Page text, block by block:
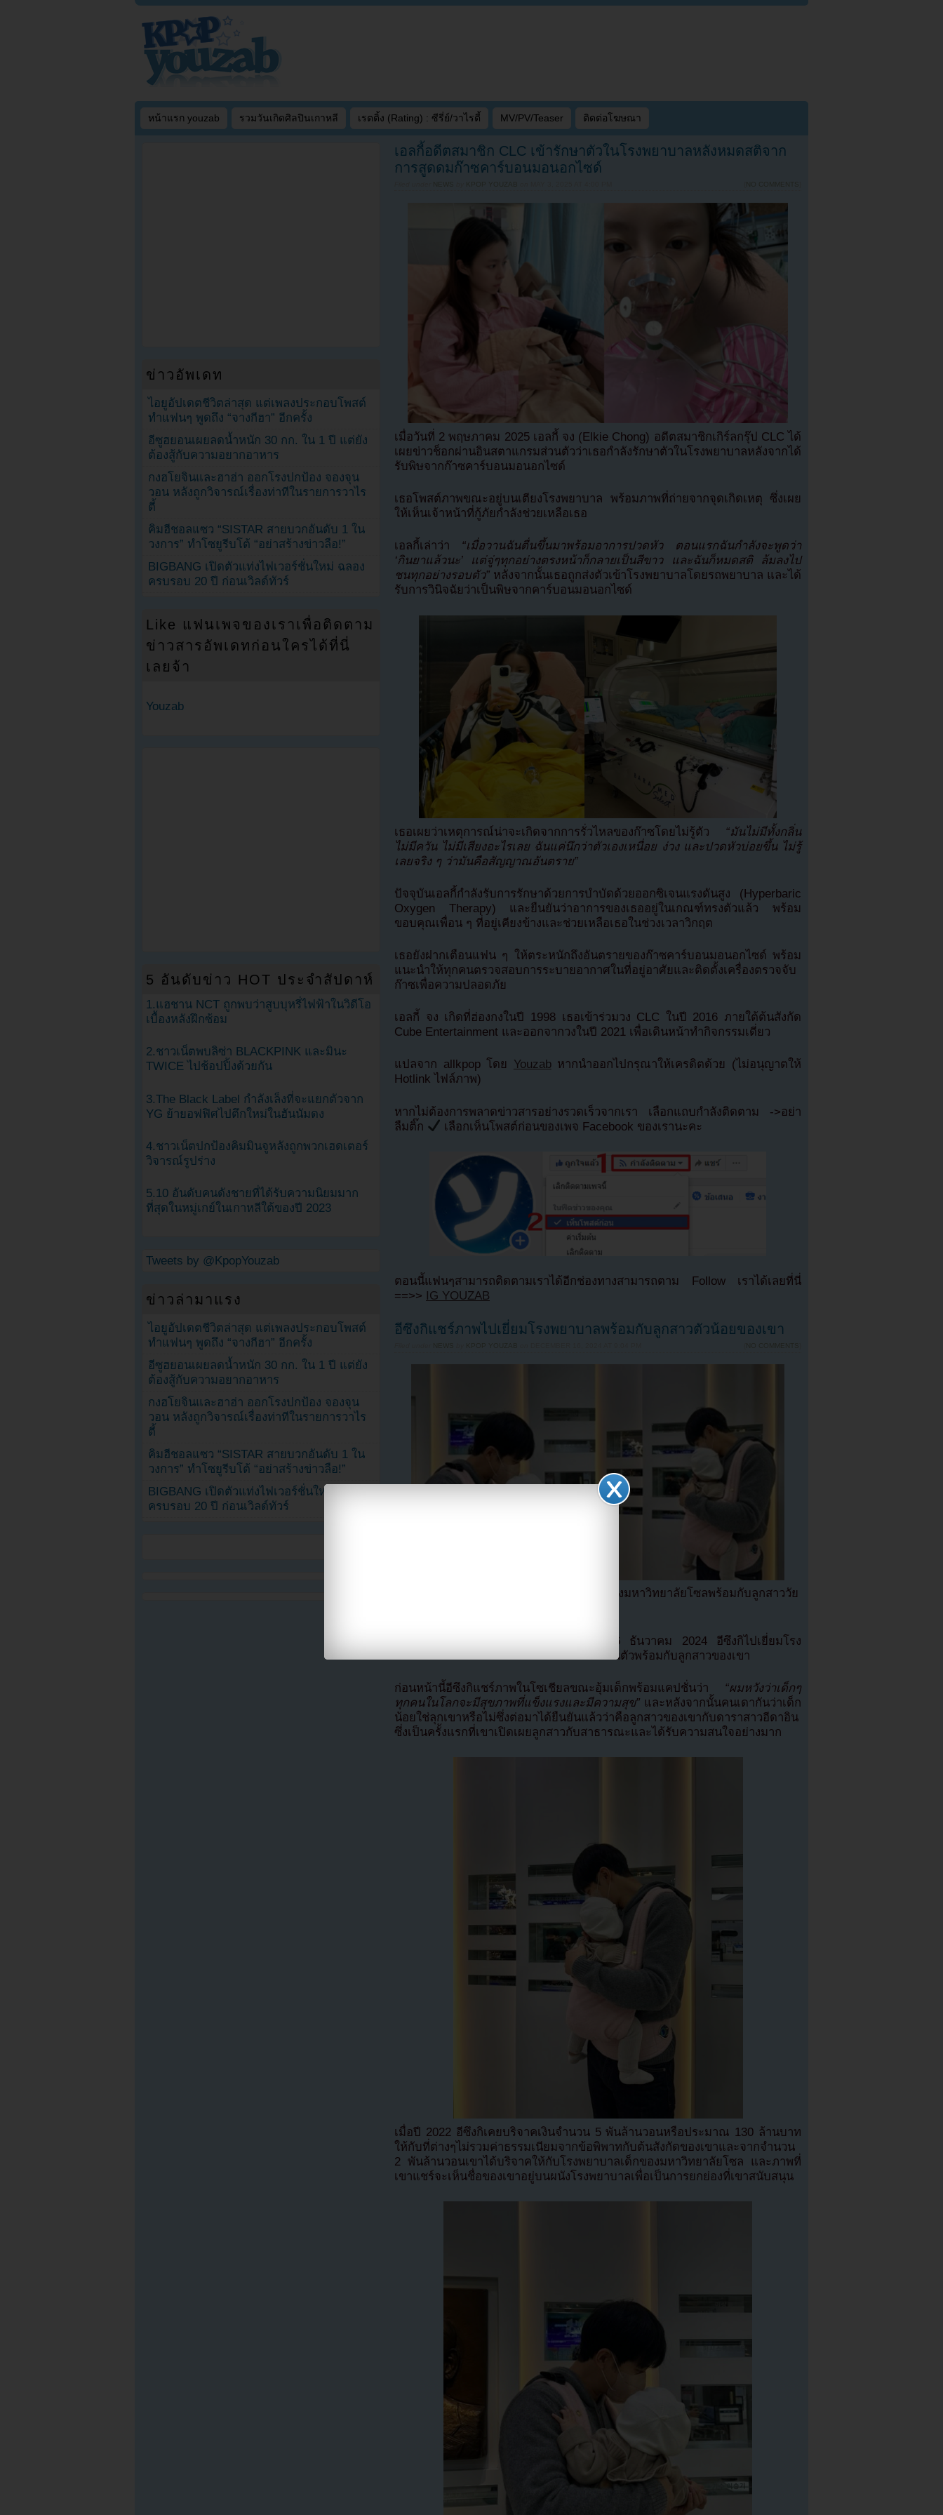
หน้าแรก youzab รวมวันเกิดศิลปินเกาหลี เรตติ้ง (Rating) : ซีรี่ย์/วาไรตี้ MV/PV/Teaser ติดต่อโฆษณา
เอลกี้อดีตสมาชิก CLC เข้ารักษาตัวในโรงพยาบาลหลังหมดสติจาก
การสูดดมก๊าซคาร์บอนมอนอกไซด์
NEWS KPOP YOUZAB NO COMMENTS
เมื่อวันที่ 2 พฤษภาคม 2025 เอลกี้ จง (Elkie Chong) อดีตสมาชิกเกิร์ลกรุ๊ป CLC ได้
เผยข่าวช็อกผ่านอินสตาแกรมส่วนตัวว่าเธอกำลังรักษาตัวในโรงพยาบาลหลังจากได้
รับพิษจากก๊าซคาร์บอนมอนอกไซด์
เธอโพสต์ภาพขณะอยู่บนเตียงโรงพยาบาล พร้อมภาพที่ถ่ายจากจุดเกิดเหตุ ซึ่งเผย
ให้เห็นเจ้าหน้าที่กู้ภัยกำลังช่วยเหลือเธอ
เอลกี้เล่าว่า “เมื่อวานฉันตื่นขึ้นมาพร้อมอาการปวดหัว ตอนแรกฉันกำลังจะพูดว่า
‘กินยาแล้วนะ’ แต่จู่ๆทุกอย่างตรงหน้าก็กลายเป็นสีขาว และฉันก็หมดสติ ล้มลงไป
ชนทุกอย่างรอบตัว” หลังจากนั้นเธอถูกส่งตัวเข้าโรงพยาบาลโดยรถพยาบาล และได้
รับการวินิจฉัยว่าเป็นพิษจากคาร์บอนมอนอกไซด์
เธอเผยว่าเหตุการณ์น่าจะเกิดจากการรั่วไหลของก๊าซโดยไม่รู้ตัว “มันไม่มีทั้งกลิ่น
ไม่มีควัน ไม่มีเสียงอะไรเลย ฉันแค่นึกว่าตัวเองเหนื่อย ง่วง และปวดหัวบ่อยขึ้น ไม่รู้
เลยจริง ๆ ว่ามันคือสัญญาณอันตราย”
ปัจจุบันเอลกี้กำลังรับการรักษาด้วยการบำบัดด้วยออกซิเจนแรงดันสูง (Hyperbaric
Oxygen Therapy) และยืนยันว่าอาการของเธออยู่ในเกณฑ์ทรงตัวแล้ว พร้อม
ขอบคุณเพื่อน ๆ ที่อยู่เคียงข้างและช่วยเหลือเธอในช่วงเวลาวิกฤต
เธอยังฝากเตือนแฟน ๆ ให้ตระหนักถึงอันตรายของก๊าซคาร์บอนมอนอกไซด์ พร้อม
แนะนำให้ทุกคนตรวจสอบการระบายอากาศในที่อยู่อาศัยและติดตั้งเครื่องตรวจจับ
ก๊าซเพื่อความปลอดภัย
เอลกี้ จง เกิดที่ฮ่องกงในปี 1998 เธอเข้าร่วมวง CLC ในปี 2016 ภายใต้ต้นสังกัด
Cube Entertainment และออกจากวงในปี 2021 เพื่อเดินหน้าทำกิจกรรมเดี่ยว
แปลจาก allkpop โดย Youzabหากนำออกไปกรุณาให้เครดิตด้วย (ไม่อนุญาตให้
Hotlink ไฟล์ภาพ)
หากไม่ต้องการพลาดข่าวสารอย่างรวดเร็วจากเรา เลือกแถบกำลังติดตาม ->อย่า
ลืมติ๊ก
เลือกเห็นโพสต์ก่อนของเพจ Facebook ของเรานะคะ
ตอนนี้แฟนๆสามารถติดตามเราได้อีกช่องทางสามารถตาม Follow เราได้เลยที่นี่
==>> IG YOUZAB
อีซึงกิแชร์ภาพไปเยี่ยมโรงพยาบาลพร้อมกับลูกสาวตัวน้อยของเขา
NEWS KPOP YOUZAB NO COMMENTS
เมื่อเร็วๆนี้อีซึงกิได้ไปเยี่ยมโรงพยาบาลเด็กของมหาวิทยาลัยโซลพร้อมกับลูกสาววัย
ตามรายงานของ Herald POP ในวันที่ 16 ธันวาคม 2024 อีซึงกิไปเยี่ยมโรง
พยาบาลเด็กของมหาวิทยาลัยโซลเป็นการส่วนตัวพร้อมกับลูกสาวของเขา
ก่อนหน้านี้อีซึงกิแชร์ภาพในโซเชียลขณะอุ้มเด็กพร้อมแคปชั่นว่า “ผมหวังว่าเด็กๆ
ทุกคนในโลกจะมีสุขภาพที่แข็งแรงและมีความสุข” และหลังจากนั้นคนเดากันว่าเด็ก
น้อยใช่ลุกเขาหรือไม่ซึ่งต่อมาได้ยืนยันแล้วว่าคือลูกสาวของเขากับดาราสาวอีดาอิน
ซึ่งเป็นครั้งแรกที่เขาเปิดเผยลูกสาวกับสาธารณะและได้รับความสนใจอย่างมาก
เมื่อปี 2022 อีซึงกิเคยบริจาคเงินจำนวน 5 พันล้านวอนหรือประมาณ 130 ล้านบาท
ให้กับที่ต่างๆไม่รวมค่าธรรมเนียมจากข้อพิพาทกับต้นสังกัดของเขาและจากจำนวน
2 พันล้านวอนเขาได้บริจาคให้กับโรงพยาบาลเด็กของมหาวิทยาลัยโซล และภาพที่
เขาแชร์จะเห็นชื่อของเขาอยู่บนผนังโรงพยาบาลเพื่อเป็นการยกย่องที่เขาสนับสนุน
ข่าวอัพเดท
ไอยูอัปเดตชีวิตล่าสุด แต่เพลงประกอบโพสต์
ทำแฟนๆ พูดถึง “จางกีฮา” อีกครั้ง
อีซูฮยอนเผยลดน้ำหนัก 30 กก. ใน 1 ปี แต่ยัง
ต้องสู้กับความอยากอาหาร
กงฮโยจินและฮาฮ่า ออกโรงปกป้อง จองจุน
วอน หลังถูกวิจารณ์เรื่องท่าทีในรายการวาไร
ตี้
คิมฮีชอลแซว “SISTAR สายบวกอันดับ 1 ใน
วงการ” ทำโซยูรีบโต้ “อย่าสร้างข่าวลือ!”
BIGBANG เปิดตัวแท่งไฟเวอร์ชั่นใหม่ ฉลอง
ครบรอบ 20 ปี ก่อนเวิลด์ทัวร์
Like แฟนเพจของเราเพื่อติดตาม
ข่าวสารอัพเดทก่อนใครได้ที่นี่
เลยจ้า
Youzab
5 อันดับข่าว HOT ประจำสัปดาห์
1.แฮชาน NCT ถูกพบว่าสูบบุหรี่ไฟฟ้าในวิดีโอ
เบื้องหลังฝึกซ้อม
2.ชาวเน็ตพบลิซ่า BLACKPINK และมินะ
TWICE ไปช้อปปิ้งด้วยกัน
3.The Black Label กำลังเล็งที่จะแยกตัวจาก
YG ย้ายอฟฟิศไปตึกใหม่ในฮันนัมดง
4.ชาวเน็ตปกป้องคิมมินจูหลังถูกพวกเฮดเตอร์
วิจารณ์รูปร่าง
5.10 อันดับคนดังชายที่ได้รับความนิยมมาก
ที่สุดในหมู่เกย์ในเกาหลีใต้ของปี 2023
Tweets by @KpopYouzab
ข่าวล่ามาแรง
ไอยูอัปเดตชีวิตล่าสุด แต่เพลงประกอบโพสต์
ทำแฟนๆ พูดถึง “จางกีฮา” อีกครั้ง
อีซูฮยอนเผยลดน้ำหนัก 30 กก. ใน 1 ปี แต่ยัง
ต้องสู้กับความอยากอาหาร
กงฮโยจินและฮาฮ่า ออกโรงปกป้อง จองจุน
วอน หลังถูกวิจารณ์เรื่องท่าทีในรายการวาไร
ตี้
คิมฮีชอลแซว “SISTAR สายบวกอันดับ 1 ใน
วงการ” ทำโซยูรีบโต้ “อย่าสร้างข่าวลือ!”
BIGBANG เปิดตัวแท่งไฟเวอร์ชั่นใหม่ ฉลอง
ครบรอบ 20 ปี ก่อนเวิลด์ทัวร์